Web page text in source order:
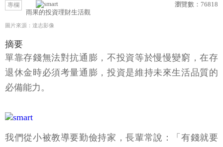
專欄
雨果的投資理財生活觀
瀏覽數： 76818
圖片來源：達志影像
摘要
單靠存錢無法對抗通膨，不投資等於慢慢變窮，在存
退休金時必須考量通膨，投資是維持未來生活品質的
必備能力。
我們從小被教導要勤儉持家，長輩常說：「有錢就要